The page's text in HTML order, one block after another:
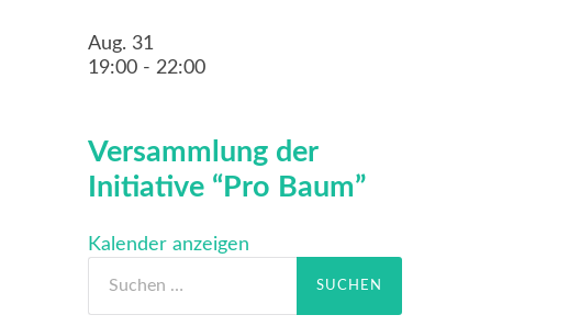
Aug. 31
19:00 - 22:00
Versammlung der
Initiative “Pro Baum”
Kalender anzeigen
nach: